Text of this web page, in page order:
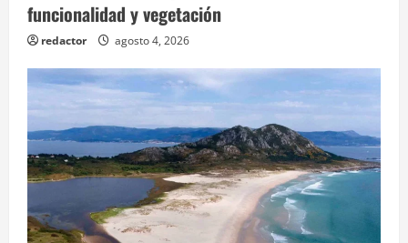
funcionalidad y vegetación
redactor agosto 4, 2026